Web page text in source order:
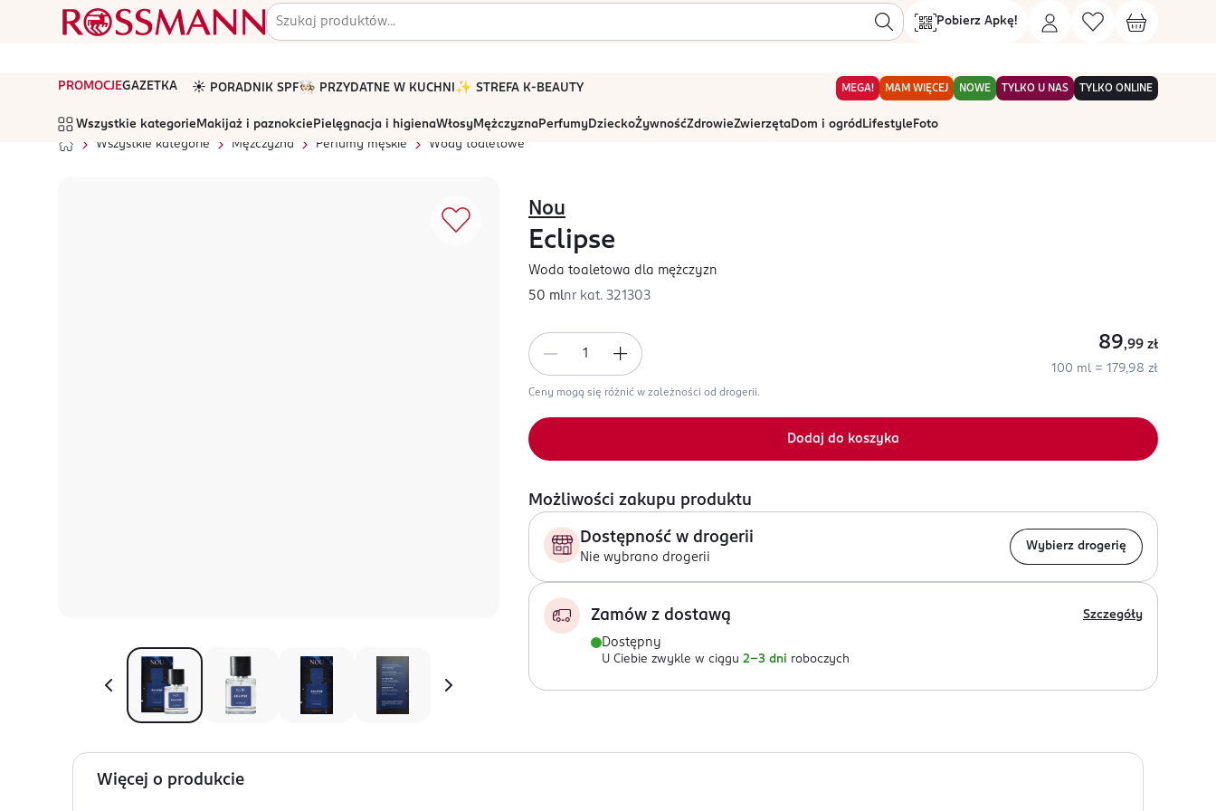
Pobierz Apkę!
PROMOCJEGAZETKA ☀️ PORADNIK SPF🧑🏻‍🍳 PRZYDATNE W KUCHNI ✨ STREFA K-BEAUTY MEGA! MAM WIĘCEJ NOWE TYLKO U NAS TYLKO ONLINE
Wszystkie kategorie Makijaż i paznokcie Pielęgnacja i higienaWłosyMężczyznaPerfumyDzieckoŻywnośćZdrowieZwierzętaDom i ogród Lifestyle Foto
Wszystkie kategorie
Mężczyzna Perfumy męskie Wody toaletowe
Nou
Eclipse
Woda toaletowa dla mężczyzn
50 mlnr kat. 321303
89,99 zł
100 ml = 179,98 zł
Ceny mogą się różnić w zależności od drogerii.
Dodaj do koszyka
Możliwości zakupu produktu
Dostępność w drogerii
Nie wybrano drogerii
Wybierz drogerię
Zamów z dostawą Szczegóły
Dostępny
U Ciebie zwykle w ciągu 2-3 dni roboczych
Więcej o produkcie